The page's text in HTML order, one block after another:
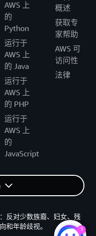
AWS 上
的
Python
运行于
AWS 上
的 Java
运行于
AWS 上
的 PHP
运行于
AWS 上
的
JavaScript
概述
获取专
家帮助
AWS 可
访问性
法律
反对少数族裔、妇女、残
和年龄歧视。
1